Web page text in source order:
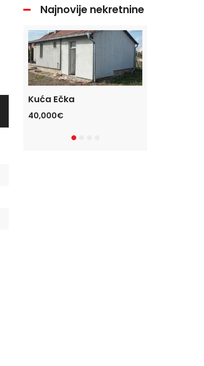
Najnovije nekretnine
Kuća Ečka
40,000€